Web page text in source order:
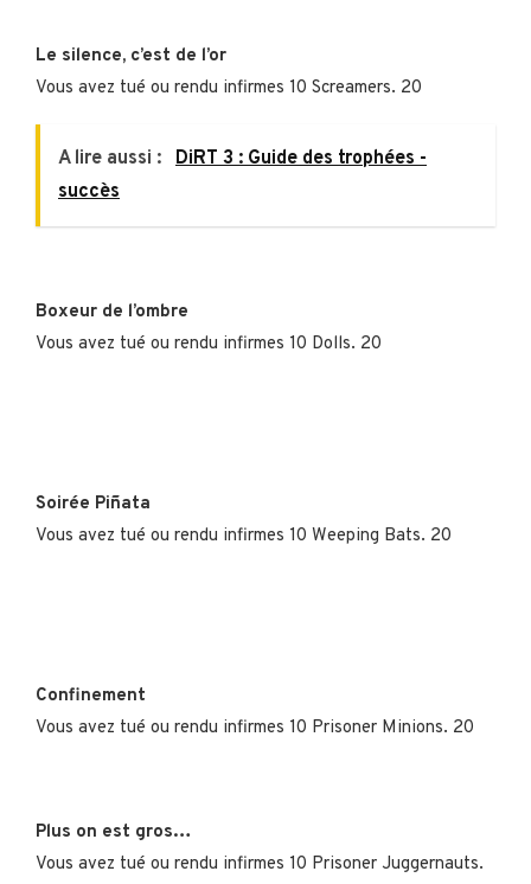
Le silence, c’est de l’or
Vous avez tué ou rendu infirmes 10 Screamers. 20
A lire aussi : DiRT 3 : Guide des trophées -
succès
Boxeur de l’ombre
Vous avez tué ou rendu infirmes 10 Dolls. 20
Soirée Piñata
Vous avez tué ou rendu infirmes 10 Weeping Bats. 20
Confinement
Vous avez tué ou rendu infirmes 10 Prisoner Minions. 20
Plus on est gros…
Vous avez tué ou rendu infirmes 10 Prisoner Juggernauts.